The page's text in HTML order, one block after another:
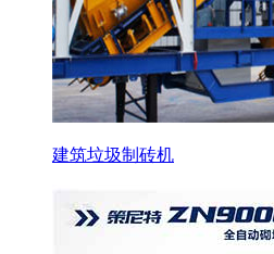
建筑垃圾制砖机